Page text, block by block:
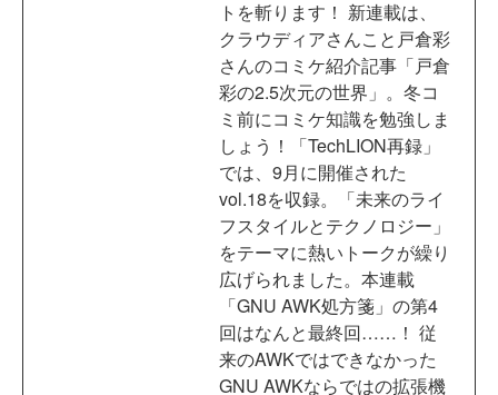
トを斬ります！ 新連載は、
クラウディアさんこと戸倉彩
さんのコミケ紹介記事「戸倉
彩の2.5次元の世界」。冬コ
ミ前にコミケ知識を勉強しま
しょう！「TechLION再録」
では、9月に開催された
vol.18を収録。「未来のライ
フスタイルとテクノロジー」
をテーマに熱いトークが繰り
広げられました。本連載
「GNU AWK処方箋」の第4
回はなんと最終回……！ 従
来のAWKではできなかった
GNU AWKならではの拡張機